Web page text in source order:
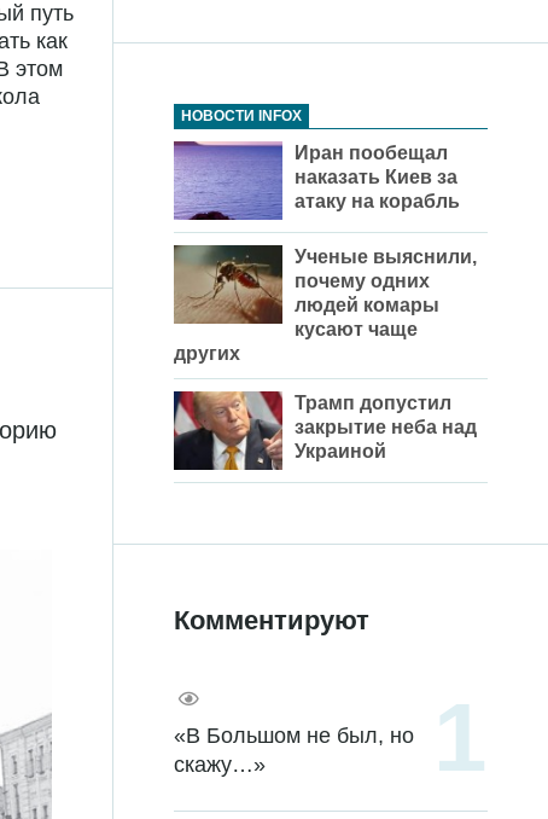
путь
как
этом
НОВОСТИ INFOX
Иран пообещал
наказать Киев за
атаку на корабль
Ученые выяснили,
почему одних
людей комары
кусают чаще
других
Трамп допустил
закрытие неба над
Украиной
Комментируют
«В Большом не был, но
скажу…»